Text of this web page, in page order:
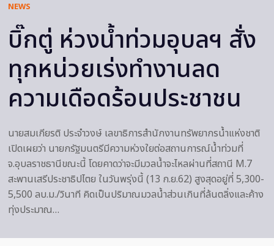
NEWS
บิ๊กตู่ ห่วงน้ำท่วมอุบลฯ สั่ง
ทุกหน่วยเร่งทำงานลด
ความเดือดร้อนประชาชน
นายสมเกียรติ ประจำวงษ์ เลขาธิการสำนักงานทรัพยากรน้ำแห่งชาติ
เปิดเผยว่า นายกรัฐมนตรีมีความห่วงใยต่อสถานการณ์น้ำท่วมที่
จ.อุบลราชธานีขณะนี้ โดยคาดว่าจะมีมวลน้ำจะไหลผ่านที่สถานี M.7
สะพานเสรีประชาธิปไตย ในวันพรุ่งนี้ (13 ก.ย.62) สูงสุดอยู่ที่ 5,300-
5,500 ลบ.ม./วินาที คิดเป็นปริมาณมวลน้ำส่วนเกินที่ล้นตลิ่งและค้าง
ทุ่งประมาณ…